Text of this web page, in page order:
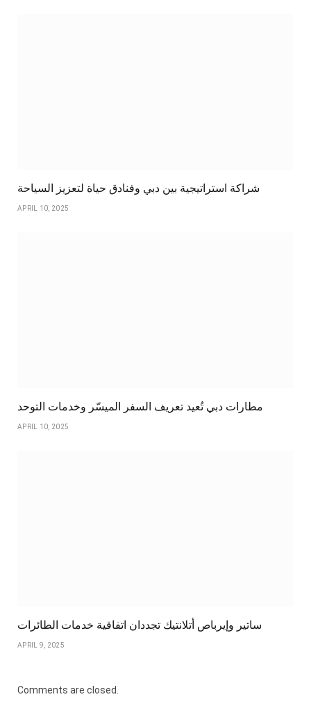
شراكة استراتيجية بين دبي وفنادق حياة لتعزيز السياحة
APRIL 10, 2025
مطارات دبي تُعيد تعريف السفر الميسّر وخدمات التوحد
APRIL 10, 2025
ساتير وإيرباص أتلانتيك تجددان اتفاقية خدمات الطائرات
APRIL 9, 2025
Comments are closed.